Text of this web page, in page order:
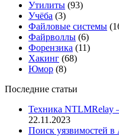
Утилиты (93)
Учёба (3)
Файловые системы
Файрволлы (6)
Форензика (11)
Хакинг (68)
Юмор (8)
Последние статьи
Техника NTLMRelay
22.11.2023
Поиск уязвимостей